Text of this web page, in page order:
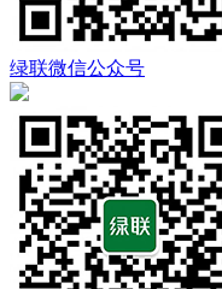
绿联微信公众号